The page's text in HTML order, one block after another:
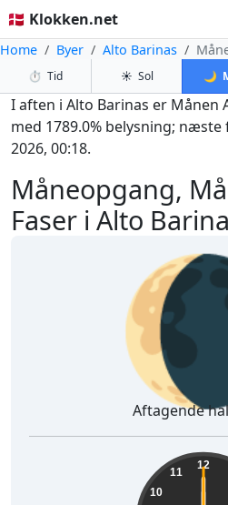
🇩🇰 Klokken.net
Home Byer Alto Barinas
⏱️ Tid ☀️ Sol 🌙
Måneopgang,
Faser i Alto
I aften i Alto Barinas er Månen
med 1789.0% belysning;
2026, 00:18.
Aftagende
12
10
11